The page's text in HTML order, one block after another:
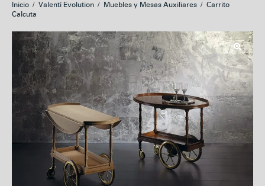
Inicio / Valentí Evolution / Muebles y Mesas Auxiliares / Carrito
Calcuta